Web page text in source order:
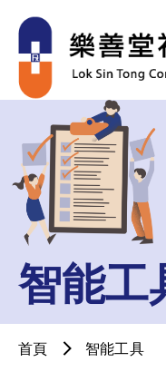
智能工
首頁 智能工具